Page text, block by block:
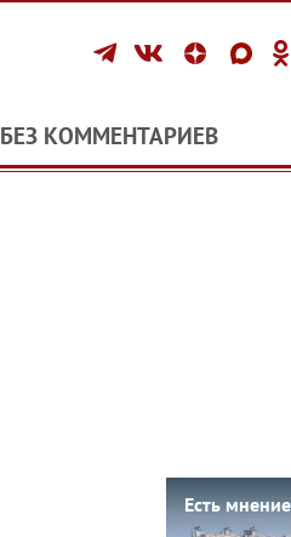
БЕЗ КОММЕНТАРИЕВ
Есть мнение